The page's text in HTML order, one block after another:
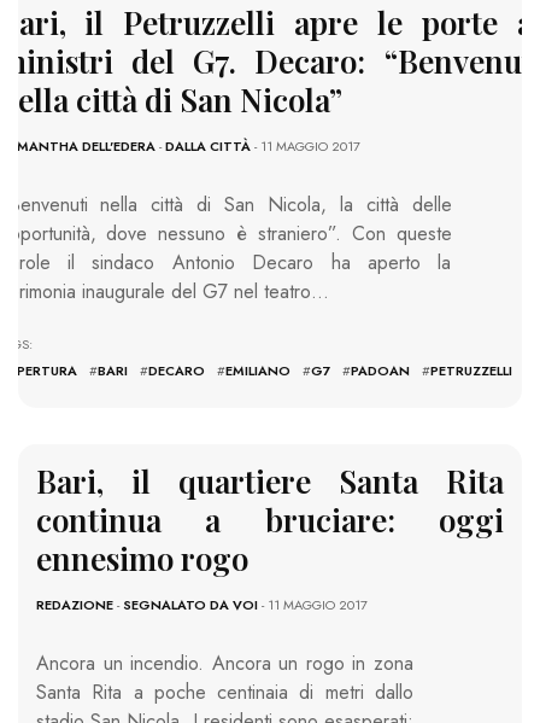
il Petruzzelli apre le porte
del G7. Decaro:
città di San Nicola”
DELL'EDERA-DALLA CITTÀ- 11 MAGGIO 2017
nella città di San Nicola, la città delle
dove nessuno è straniero”. Con queste
il sindaco Antonio Decaro ha aperto la
inaugurale del G7 nel teatro…
APERTURA #BARI #DECARO #EMILIANO #G7 #PADOAN #PETRUZZELLI
Bari, il quartiere Santa Rita
continua a bruciare: oggi
ennesimo rogo
REDAZIONE-SEGNALATO DA VOI- 11 MAGGIO 2017
Ancora un incendio. Ancora un rogo in zona
Santa Rita a poche centinaia di metri dallo